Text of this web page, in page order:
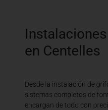
en Centelles
Desde la instalación de
sistemas completos de
encargan de todo con